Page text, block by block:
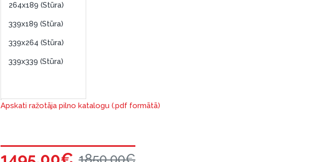
264x189 (Stūra)
339x189 (Stūra)
339x264 (Stūra)
339x339 (Stūra)
Apskati ražotāja pilno katalogu (.pdf formātā)
1850.00€